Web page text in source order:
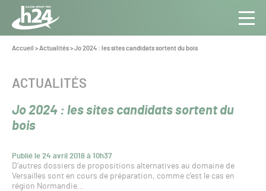
Panneau de gestion des cookies
Aller au contenu
Toute
l’info
Pro
Vous
Accueil >Actualités>Jo 2024 : les sites candidats sortent du bois
Jo 2024 : les sites candidats sortent du
bois
Publié le 24 avril 2018 à 10h37
CATÉGORIE :
ACTUALITÉS
D’autres dossiers de propositions alternatives au domaine de
Versailles sont en cours de préparation, comme c’est le cas en
région Normandie…